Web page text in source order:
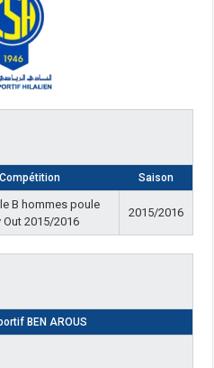
Compétition Saison
B hommes poule
Out 2015/2016
2015/2016
BEN AROUS